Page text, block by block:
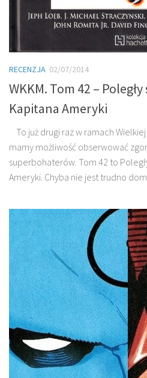
RECENZJA 02/07/2014
WKKM. Tom 42 –
Kapitana Ameryki
To już drugi raz w ramach
mamy możliwość obserwować
superbohaterów. Tom 42 to
Ameryki. Chyba nie jest trudno